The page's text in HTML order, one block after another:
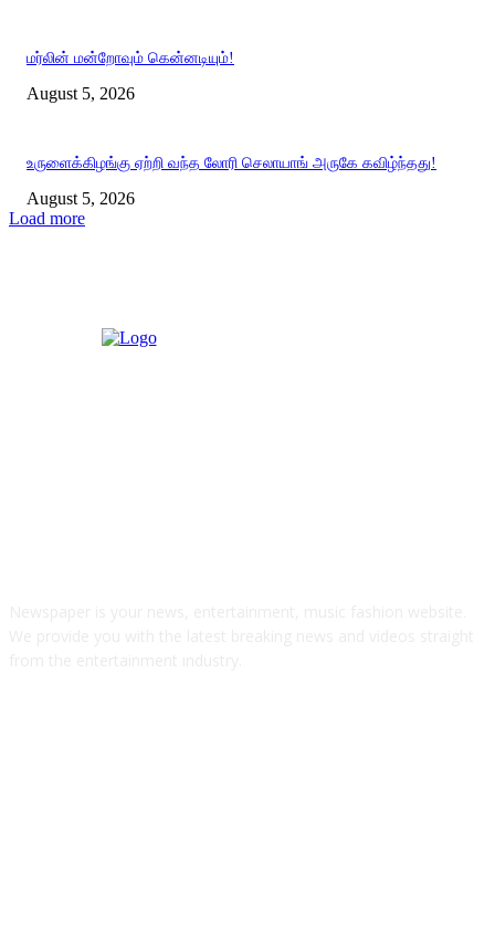
மர்லின் மன்றோவும் கென்னடியும்!
August 5, 2026
உருளைக்கிழங்கு ஏற்றி வந்த லோரி செலாயாங் அருகே கவிழ்ந்தது!
August 5, 2026
Load more